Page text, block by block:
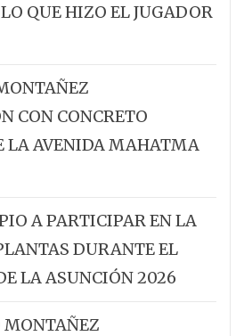
QUE HIZO EL JUGADOR
CON CONCRETO
LA AVENIDA MAHATMA
A PARTICIPAR EN LA
DURANTE EL
LA ASUNCIÓN 2026
MONTAÑEZ